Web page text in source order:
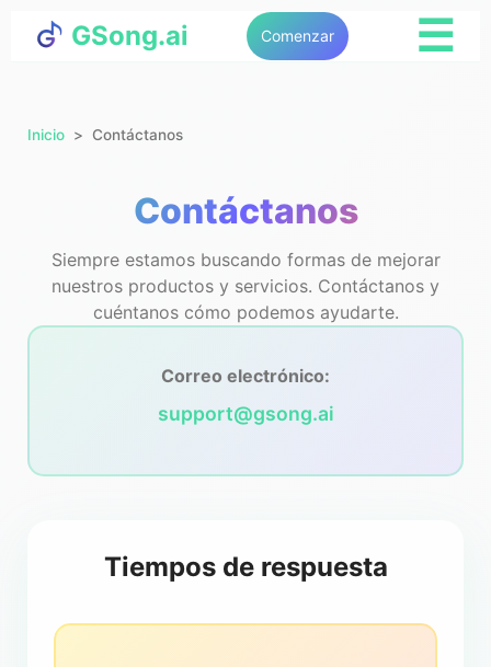
GSong.ai Comenzar ☰
Inicio Contáctanos
Contáctanos
Siempre estamos buscando formas de mejorar
nuestros productos y servicios. Contáctanos y
cuéntanos cómo podemos ayudarte.
Correo electrónico:
support@gsong.ai
Tiempos de respuesta